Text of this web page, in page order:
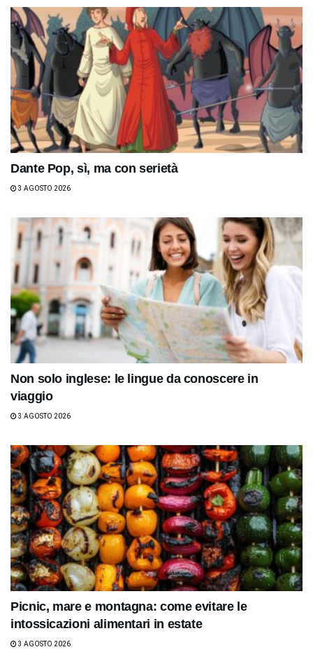
Dante Pop, sì, ma con serietà
3 AGOSTO 2026
Non solo inglese: le lingue da conoscere in
viaggio
3 AGOSTO 2026
Picnic, mare e montagna: come evitare le
intossicazioni alimentari in estate
3 AGOSTO 2026